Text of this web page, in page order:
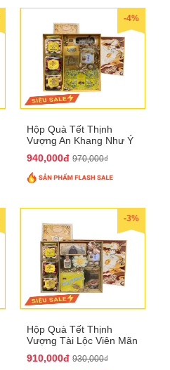
-4%
Hộp Quà Tết Thịnh
Vượng An Khang Như Ý
940,000đ 970,000₫
-3%
Hộp Quà Tết Thịnh
Vượng Tài Lộc Viên Mãn
910,000đ 930,000₫